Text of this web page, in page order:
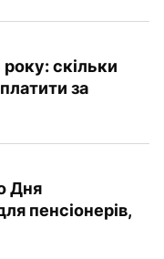
скільки
за
Дня
пенсіонерів,